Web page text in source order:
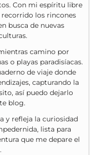
Con mi espíritu libre
los rincones
busca de nuevas
camino por
o playas paradisíacas.
de viaje donde
capturando la
así puedo dejarlo
blog.
y refleja la curiosidad
lista para
que me depare el